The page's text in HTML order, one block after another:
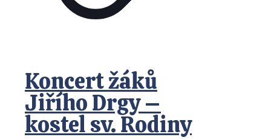
Koncert žáků
Jiřího Drgy –
kostel sv. Rodiny